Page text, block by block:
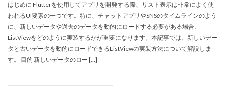
はじめに Flutterを使用してアプリを開発する際、リスト表示は非常によく使
われるUI要素の一つです。特に、チャットアプリやSNSのタイムラインのよう
に、新しいデータや過去のデータを動的にロードする必要がある場合、
ListViewをどのように実装するかが重要になります。本記事では、新しいデー
タと古いデータを動的にロードできるListViewの実装方法について解説しま
す。 目的 新しいデータのロー […]